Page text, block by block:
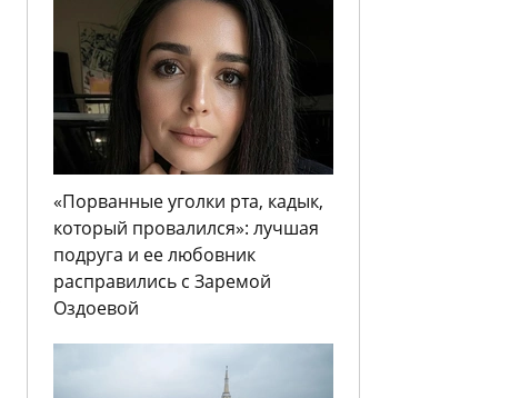
«Порванные уголки рта, кадык,
который провалился»: лучшая
подруга и ее любовник
расправились с Заремой
Оздоевой